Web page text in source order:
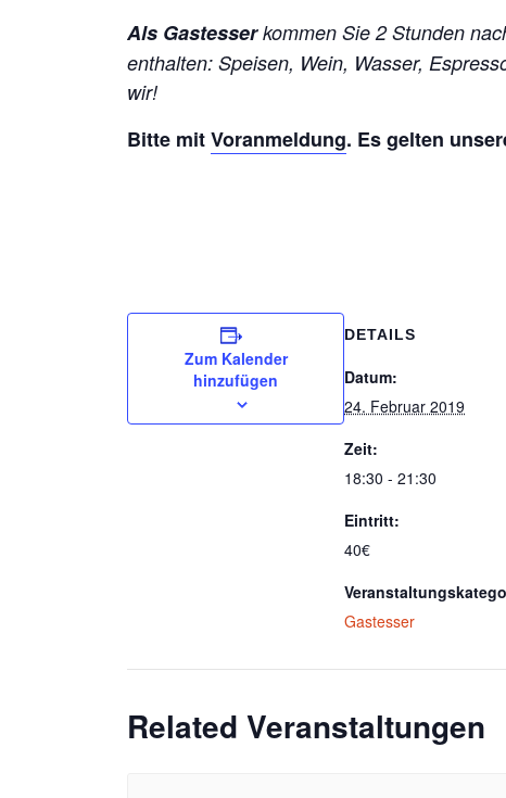
Als Gastesserkommen Sie 2 Stunden
enthalten: Speisen, Wein, Wasser,
wir!
Bitte mitVoranmeldung. Es gelten
Zum Kalender
hinzufügen
DETAILS
Datum:
24. Februar 2019
Zeit:
18:30 - 21:30
Eintritt:
40€
Gastesser
Related Veranstaltungen